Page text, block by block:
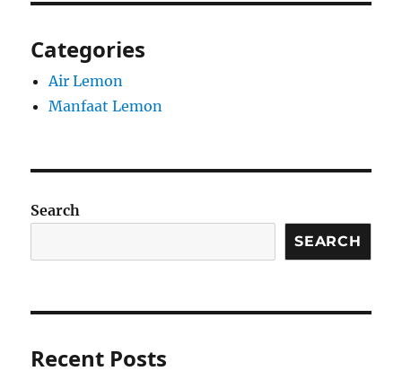
Categories
Air Lemon
Manfaat Lemon
Search
SEARCH
Recent Posts